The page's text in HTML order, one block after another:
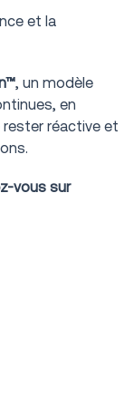
et la
, un modèle
en
réactive et
vous sur